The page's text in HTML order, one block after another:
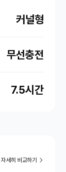
커널형
무선충전
7.5시간
자세히 비교하기